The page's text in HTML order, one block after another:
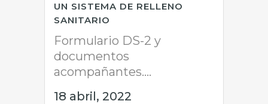
UN SISTEMA DE RELLENO
SANITARIO
Formulario DS-2 y
documentos
acompañantes....
18 abril, 2022